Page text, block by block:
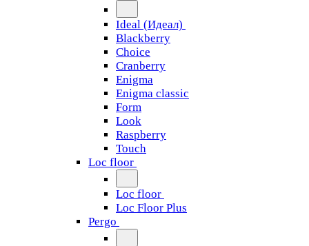
Ideal (Идеал)
Blackberry
Choice
Cranberry
Enigma
Enigma classic
Form
Look
Raspberry
Touch
Loc floor
Loc floor
Loc Floor Plus
Pergo